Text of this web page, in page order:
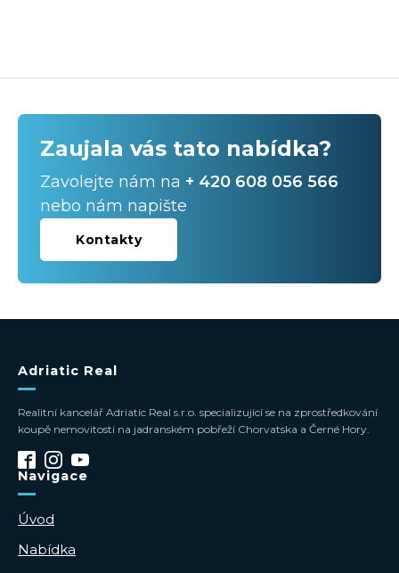
Zaujala vás tato nabídka?
Zavolejte nám na + 420 608 056 566
nebo nám napište
Kontakty
Adriatic Real
Realitní kancelář Adriatic Real s.r.o. specializující se na zprostředkování
koupě nemovitosti na jadranském pobřeží Chorvatska a Černé Hory.
Navigace
Úvod
Nabídka